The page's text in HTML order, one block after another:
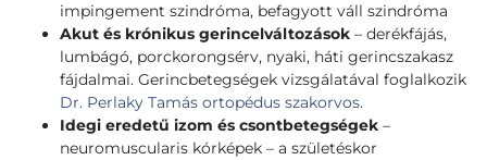
impingement szindróma, befagyott váll szindróma
Akut és krónikus gerincelváltozások – derékfájás,
lumbágó, porckorongsérv, nyaki, háti gerincszakasz
fájdalmai. Gerincbetegségek vizsgálatával foglalkozik
Dr. Perlaky Tamás ortopédus szakorvos.
Idegi eredetű izom és csontbetegségek –
neuromuscularis kórképek – a születéskor